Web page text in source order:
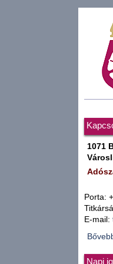
1071
Porta:
E-mail:
Napi